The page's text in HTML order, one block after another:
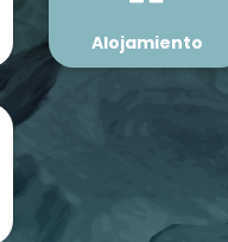
Alojamiento